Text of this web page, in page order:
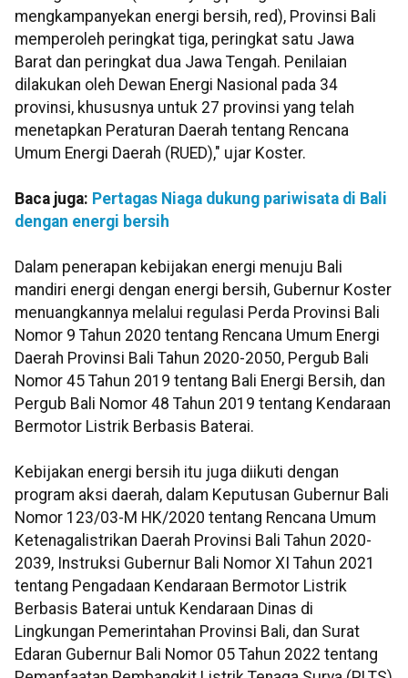
mengkampanyekan energi bersih, red), Provinsi Bali
memperoleh peringkat tiga, peringkat satu Jawa
Barat dan peringkat dua Jawa Tengah. Penilaian
dilakukan oleh Dewan Energi Nasional pada 34
provinsi, khususnya untuk 27 provinsi yang telah
menetapkan Peraturan Daerah tentang Rencana
Umum Energi Daerah (RUED)," ujar Koster.
Baca juga: Pertagas Niaga dukung pariwisata di Bali
dengan energi bersih
Dalam penerapan kebijakan energi menuju Bali
mandiri energi dengan energi bersih, Gubernur Koster
menuangkannya melalui regulasi Perda Provinsi Bali
Nomor 9 Tahun 2020 tentang Rencana Umum Energi
Daerah Provinsi Bali Tahun 2020-2050, Pergub Bali
Nomor 45 Tahun 2019 tentang Bali Energi Bersih, dan
Pergub Bali Nomor 48 Tahun 2019 tentang Kendaraan
Bermotor Listrik Berbasis Baterai.
Kebijakan energi bersih itu juga diikuti dengan
program aksi daerah, dalam Keputusan Gubernur Bali
Nomor 123/03-M HK/2020 tentang Rencana Umum
Ketenagalistrikan Daerah Provinsi Bali Tahun 2020-
2039, Instruksi Gubernur Bali Nomor XI Tahun 2021
tentang Pengadaan Kendaraan Bermotor Listrik
Berbasis Baterai untuk Kendaraan Dinas di
Lingkungan Pemerintahan Provinsi Bali, dan Surat
Edaran Gubernur Bali Nomor 05 Tahun 2022 tentang